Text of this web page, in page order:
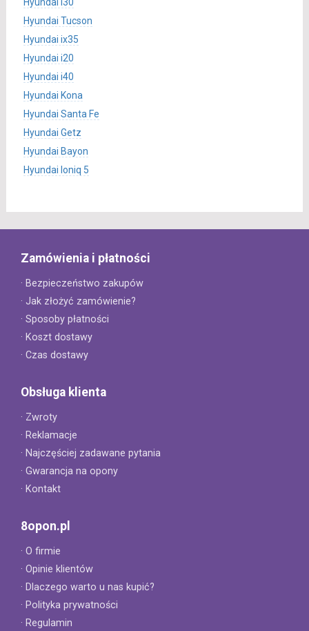
Hyundai Tucson
Hyundai ix35
Hyundai i20
Hyundai i40
Hyundai Kona
Hyundai Santa Fe
Hyundai Getz
Hyundai Bayon
Hyundai Ioniq 5
Zamówienia i płatności
· Bezpieczeństwo zakupów
· Jak złożyć zamówienie?
· Sposoby płatności
· Koszt dostawy
· Czas dostawy
Obsługa klienta
· Zwroty
· Reklamacje
· Najczęściej zadawane pytania
· Gwarancja na opony
· Kontakt
8opon.pl
· O firmie
· Opinie klientów
· Dlaczego warto u nas kupić?
· Polityka prywatności
· Regulamin